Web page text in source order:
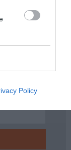
Policy